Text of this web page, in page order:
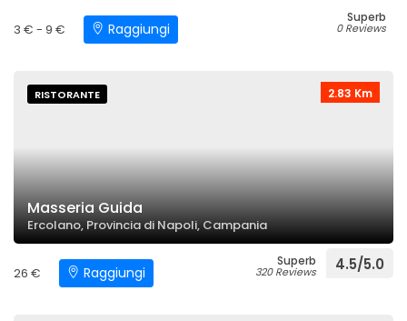
3 € - 9 € Raggiungi
Superb
0 Reviews
2.83 Km
RISTORANTE
Masseria Guida
Ercolano, Provincia di Napoli, Campania
26 € Raggiungi
Superb
320 Reviews 4.5/5.0